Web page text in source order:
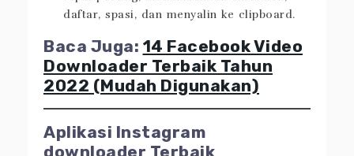
tagar saat mengunggah gambar.
topik posting, menambahkan emotikon,
daftar, spasi, dan menyalin ke clipboard.
Baca Juga:14 Facebook Video
Downloader Terbaik Tahun
2022 (Mudah Digunakan)